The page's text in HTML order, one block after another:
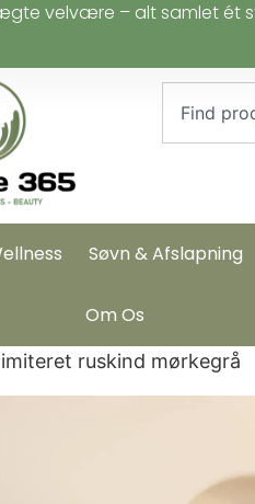
velvære – alt samlet ét
Søvn & Afslapning
Om Os
ruskind mørkegrå